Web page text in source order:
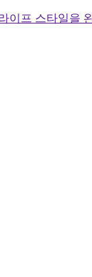
이프 스타일을